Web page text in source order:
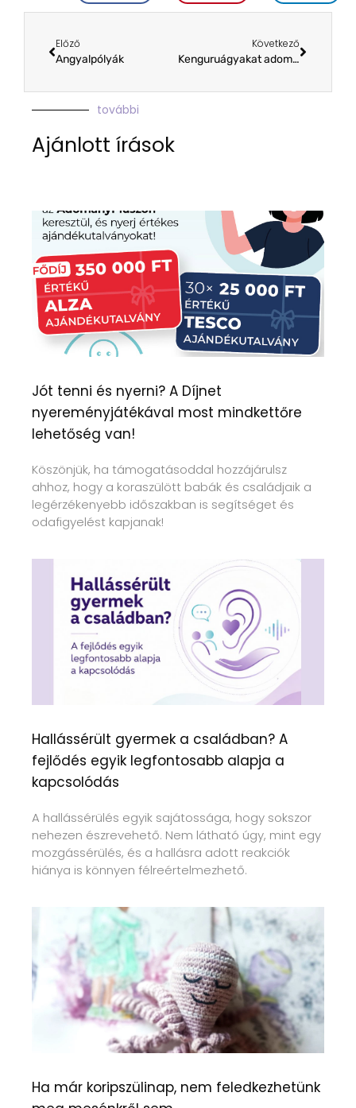
Előző
Angyalpólyák
Következő
Kenguruágyakat adományozott a Semmelweis Egyetemnek a Hungarikum Szövetség
további
Ajánlott írások
Jót tenni és nyerni? A Díjnet
nyereményjátékával most mindkettőre
lehetőség van!
Köszönjük, ha támogatásoddal hozzájárulsz
ahhoz, hogy a koraszülött babák és családjaik a
legérzékenyebb időszakban is segítséget és
odafigyelést kapjanak!
Hallássérült gyermek a családban? A
fejlődés egyik legfontosabb alapja a
kapcsolódás
A hallássérülés egyik sajátossága, hogy sokszor
nehezen észrevehető. Nem látható úgy, mint egy
mozgássérülés, és a hallásra adott reakciók
hiánya is könnyen félreértelmezhető.
Ha már koripszülinap, nem feledkezhetünk